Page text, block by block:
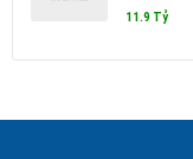
11.9 Tỷ